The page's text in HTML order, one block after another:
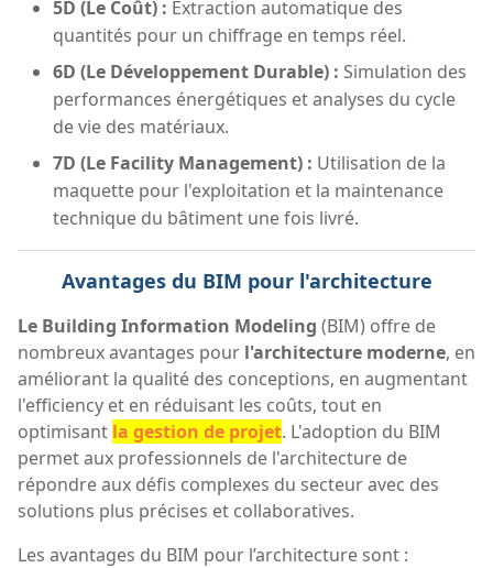
5D (Le Coût) : Extraction automatique des
quantités pour un chiffrage en temps réel.
6D (Le Développement Durable) : Simulation des
performances énergétiques et analyses du cycle
de vie des matériaux.
7D (Le Facility Management) : Utilisation de la
maquette pour l'exploitation et la maintenance
technique du bâtiment une fois livré.
Avantages du BIM pour l'architecture
Le Building Information Modeling (BIM) offre de
nombreux avantages pour l'architecture moderne, en
améliorant la qualité des conceptions, en augmentant
l'efficiency et en réduisant les coûts, tout en
optimisant la gestion de projet. L'adoption du BIM
permet aux professionnels de l'architecture de
répondre aux défis complexes du secteur avec des
solutions plus précises et collaboratives.
Les avantages du BIM pour l’architecture sont :